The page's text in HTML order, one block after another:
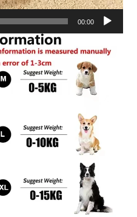
00:00